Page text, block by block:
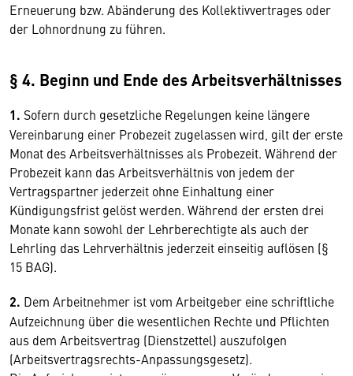
Erneuerung bzw. Abänderung des Kollektivvertrages oder
der Lohnordnung zu führen.
§ 4. Beginn und Ende des Arbeitsverhältnisses
1. Sofern durch gesetzliche Regelungen keine längere
Vereinbarung einer Probezeit zugelassen wird, gilt der erste
Monat des Arbeitsverhältnisses als Probezeit. Während der
Probezeit kann das Arbeitsverhältnis von jedem der
Vertragspartner jederzeit ohne Einhaltung einer
Kündigungsfrist gelöst werden. Während der ersten drei
Monate kann sowohl der Lehrberechtigte als auch der
Lehrling das Lehrverhältnis jederzeit einseitig auflösen (§
15 BAG).
2. Dem Arbeitnehmer ist vom Arbeitgeber eine schriftliche
Aufzeichnung über die wesentlichen Rechte und Pflichten
aus dem Arbeitsvertrag (Dienstzettel) auszufolgen
(Arbeitsvertragsrechts-Anpassungsgesetz).